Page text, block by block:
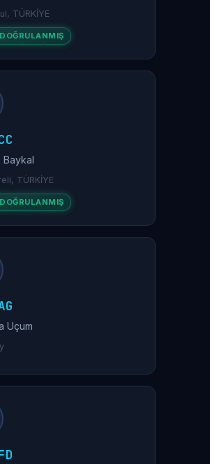
TÜRKİYE
DOĞRULANMIŞ
Baykal
TÜRKİYE
DOĞRULANMIŞ
Uçum